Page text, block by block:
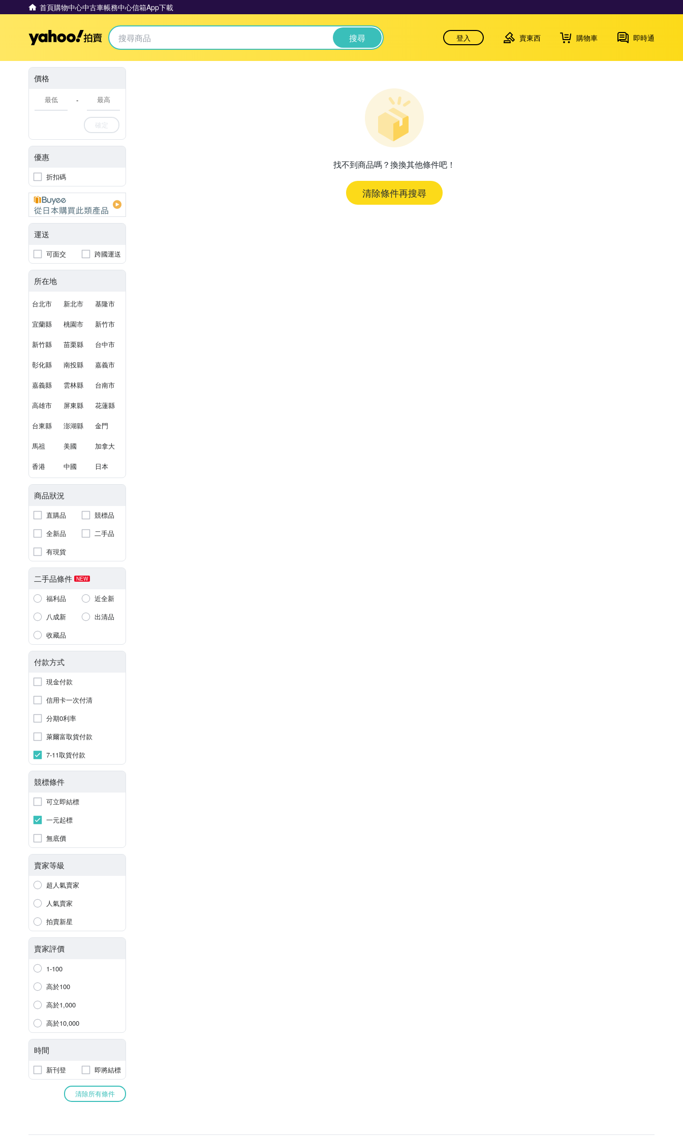
首頁購物中心中古車帳務中心信箱App下載
Yahoo拍賣 搜尋 登入 賣東西 購物車 即時通
價格
-
確定
優惠
折扣碼
運送
可面交 跨國運送
所在地
台北市 新北市 基隆市
宜蘭縣 桃園市 新竹市
新竹縣 苗栗縣 台中市
彰化縣 南投縣 嘉義市
嘉義縣 雲林縣 台南市
高雄市 屏東縣 花蓮縣
台東縣 澎湖縣 金門
馬祖 美國 加拿大
香港 中國 日本
商品狀況
直購品
競標品
全新品
二手品
有現貨
二手品條件 NEW
福利品
近全新
八成新
出清品
收藏品
付款方式
現金付款
信用卡一次付清
分期0利率
萊爾富取貨付款
7-11取貨付款
競標條件
可立即結標
一元起標
無底價
賣家等級
超人氣賣家
人氣賣家
拍賣新星
賣家評價
1-100
高於100
高於1,000
高於10,000
時間
新刊登 即將結標
清除所有條件
找不到商品嗎？換換其他條件吧！
清除條件再搜尋